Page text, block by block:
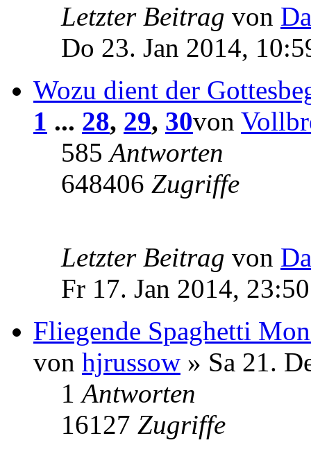
Letzter Beitrag von
Do 23. Jan 2014,
Wozu dient der
1 ... 28, 29, 30von
585Antworten
648406 Zugriffe
Letzter Beitrag von
Fr 17. Jan 2014, 23:50
Fliegende Spaghetti
von hjrussow » Sa 21.
1Antworten
16127 Zugriffe